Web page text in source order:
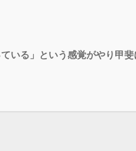
いる」という感覚がやり甲斐